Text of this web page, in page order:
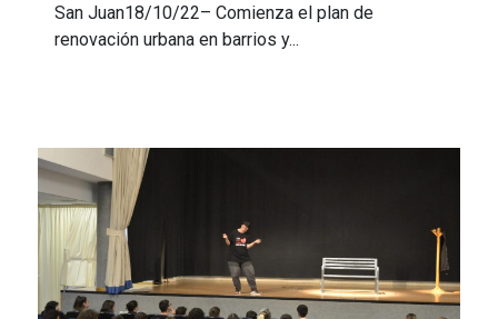
San Juan18/10/22– Comienza el plan de
renovación urbana en barrios y...